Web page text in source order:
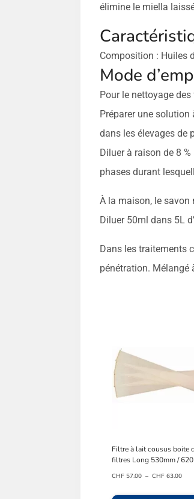
élimine le miella
Composition : Huiles
Mode
Pour le nettoyage
Préparer une solution
dans les élevages de
Diluer à raison de 8
phases durant
À la maison, le
Diluer 50ml dans 5L
Dans les traitements
pénétration. Mélangé
Filtre à lait cousus boite
filtres Long 530mm /
CHF 57.00 – CHF 63.00Plage